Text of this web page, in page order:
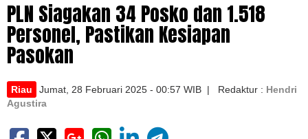
PLN Siagakan 34 Posko dan 1.518
Personel, Pastikan Kesiapan
Pasokan
Riau Jumat, 28 Februari 2025 - 00:57 WIB | Redaktur : Hendri
Agustira